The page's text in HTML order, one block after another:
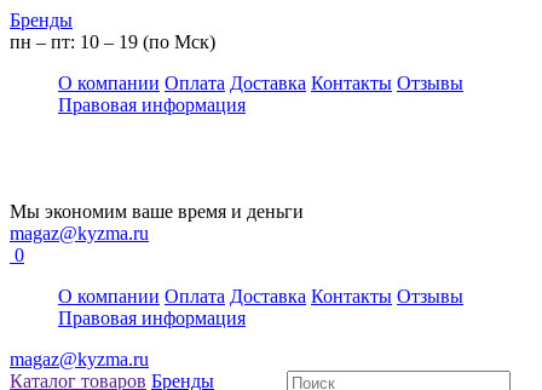
Бренды
пн – пт: 10 – 19 (по Мск)
О компании Оплата Доставка Контакты Отзывы
Правовая информация
Мы экономим ваше время и деньги
magaz@kyzma.ru
0
О компании Оплата Доставка Контакты Отзывы
Правовая информация
magaz@kyzma.ru
Каталог товаров Бренды